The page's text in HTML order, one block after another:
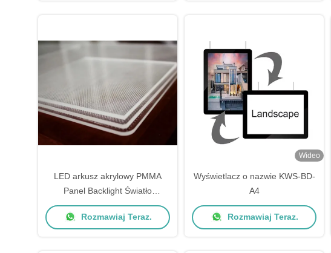
opracowanie
LED arkusz akrylowy PMMA
Panel Backlight Światło
przewodniczące Płytka panela
Rozmawiaj Teraz.
Wideo
Wyświetlacz o nazwie KWS-BD-
A4
Rozmawiaj Teraz.